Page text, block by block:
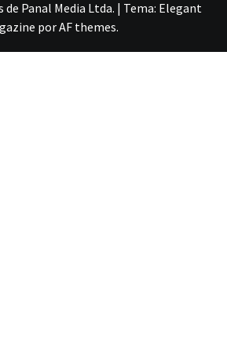
de Panal Media Ltda. | Tema: Elegant
porAF themes.